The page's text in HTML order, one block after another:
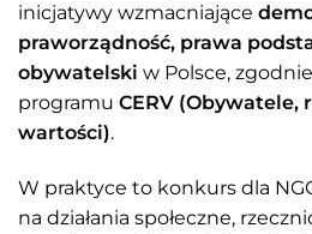
inicjatywy wzmacniające
praworządność, prawa
obywatelski w Polsce,
programu CERV (Obywatele,
wartości).
W praktyce to konkurs dla
na działania społeczne,